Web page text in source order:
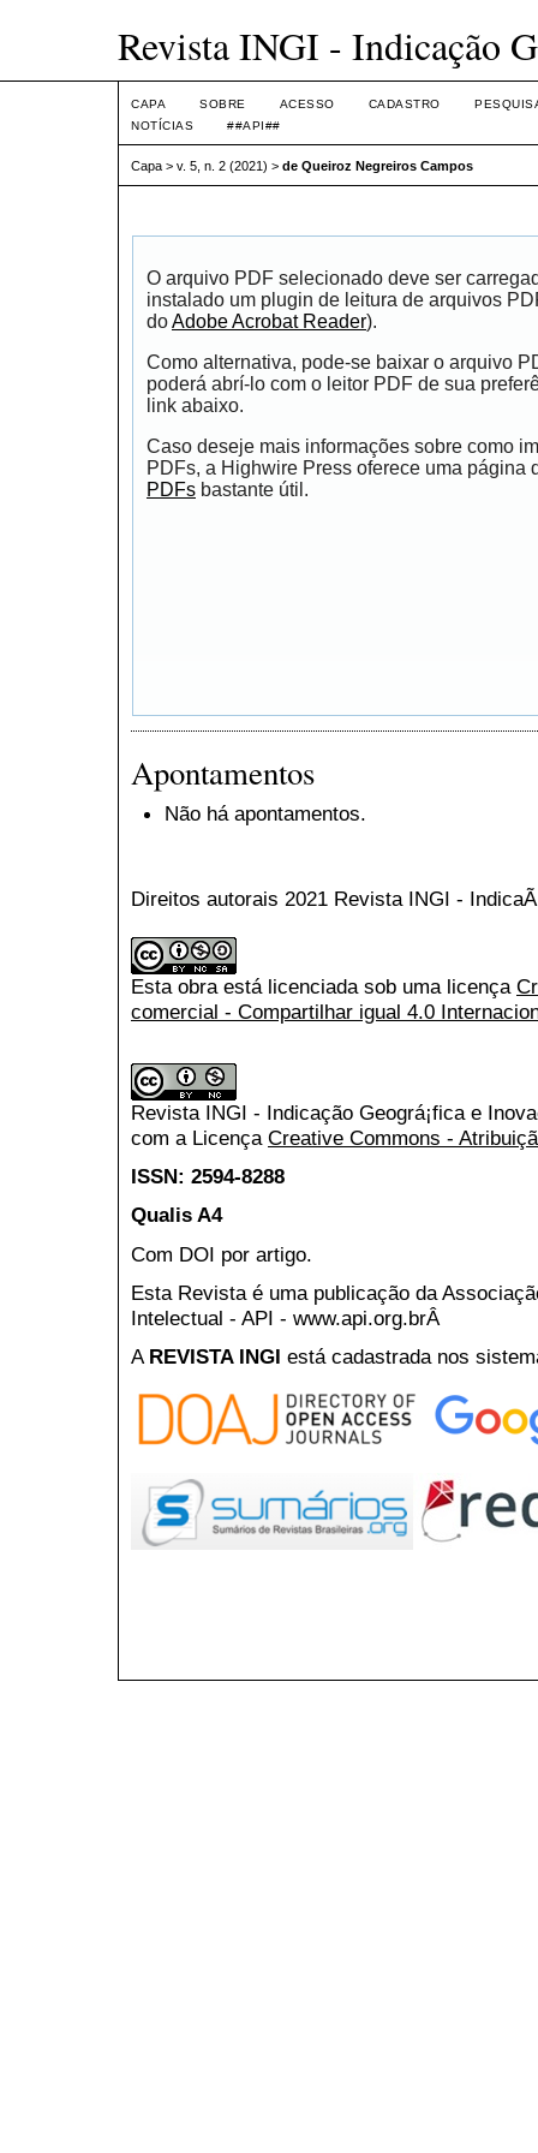
Revista INGI - Indicação
CAPA SOBRE ACESSO CADASTRO
NOTÍCIAS
##API##
Capa > v. 5, n. 2 (2021) > de Queiroz Negreiros Campos
O arquivo PDF selecionado deve ser
instalado um plugin de leitura de arquivos
doAdobe Acrobat Reader).
Como alternativa, pode-se baixar o arquivo
poderá abrí-lo com o leitor PDF de sua
link abaixo.
Caso deseje mais informações sobre como
PDFs, a Highwire Press oferece uma página
PDFs bastante útil.
Apontamentos
Não há apontamentos.
Direitos autorais 2021 Revista INGI -
Esta obra está licenciada sob uma licença
comercial - Compartilhar igual 4.0
Revista INGI - Indicação Geográ¡fica e
com a Licença Creative Commons -
ISSN: 2594-8288
Qualis A4
Com DOI por artigo.
Esta Revista é uma publicação da
Intelectual - API - www.api.org.brÂ
A REVISTA INGI está cadastrada nos